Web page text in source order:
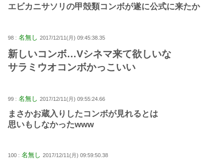
エビカニサソリの甲殻類コンボが遂に公式に来たか
98 : 名無し 2017/12/11(月) 09:45:38.35
新しいコンボ…Vシネマ来て欲しいな
サラミウオコンボかっこいい
99 : 名無し 2017/12/11(月) 09:55:24.66
まさかお蔵入りしたコンボが見れるとは
思いもしなかったwww
100 : 名無し 2017/12/11(月) 09:59:50.38